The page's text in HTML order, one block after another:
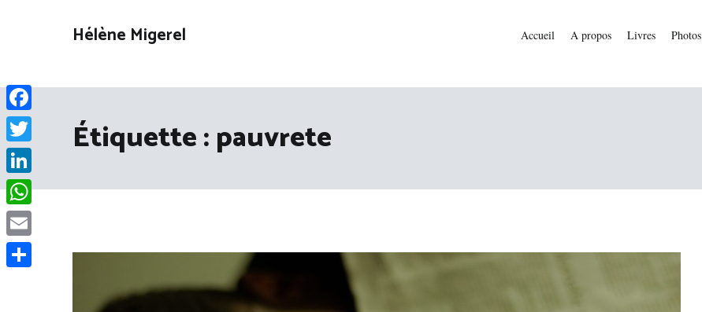
Hélène Migerel Accueil A propos Livres Photos
Étiquette :pauvrete
Facebook
Twitter
LinkedIn
WhatsApp
Email